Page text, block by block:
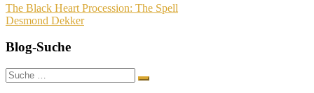
Beitragsnavigation
The Black Heart Procession: The Spell
Desmond Dekker
Blog-Suche
Suche
nach: